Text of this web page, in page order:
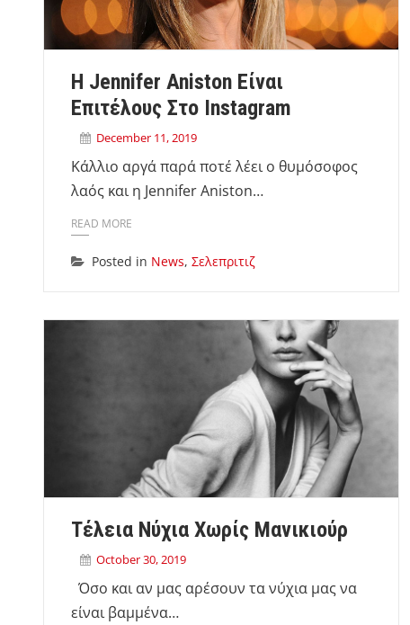
H Jennifer Aniston Είναι
Επιτέλους Στο Instagram
December 11, 2019
Κάλλιο αργά παρά ποτέ λέει ο θυμόσοφος
λαός και η Jennifer Aniston…
READ MORE
Posted in News, Σελεπριτιζ
Τέλεια Νύχια Χωρίς Μανικιούρ
October 30, 2019
Όσο και αν μας αρέσουν τα νύχια μας να
είναι βαμμένα…